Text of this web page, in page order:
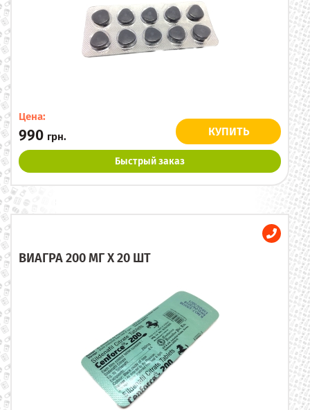
Цена:
990 грн. КУПИТЬ
Быстрый заказ
ВИАГРА 200 МГ X 20 ШТ